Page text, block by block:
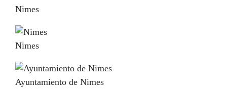
Nimes
Nimes
Ayuntamiento de Nimes